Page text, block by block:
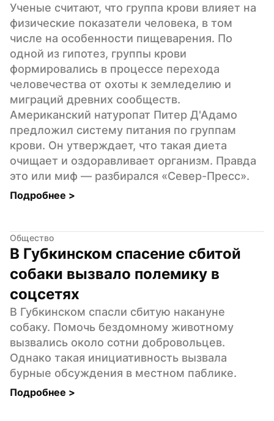
Ученые считают, что группа крови влияет на
физические показатели человека, в том
числе на особенности пищеварения. По
одной из гипотез, группы крови
формировались в процессе перехода
человечества от охоты к земледелию и
миграций древних сообществ.
Американский натуропат Питер Д'Адамо
предложил систему питания по группам
крови. Он утверждает, что такая диета
очищает и оздоравливает организм. Правда
это или миф — разбирался «Север-Пресс».
Подробнее >
Общество
В Губкинском спасение сбитой
собаки вызвало полемику в
соцсетях
В Губкинском спасли сбитую накануне
собаку. Помочь бездомному животному
вызвались около сотни добровольцев.
Однако такая инициативность вызвала
бурные обсуждения в местном паблике.
Подробнее >